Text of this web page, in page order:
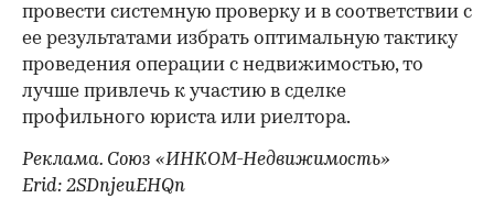
провести системную проверку и в соответствии с
ее результатами избрать оптимальную тактику
проведения операции с недвижимостью, то
лучше привлечь к участию в сделке
профильного юриста или риелтора.
Реклама. Союз «ИНКОМ-Недвижимость»
Erid: 2SDnjeuEHQn